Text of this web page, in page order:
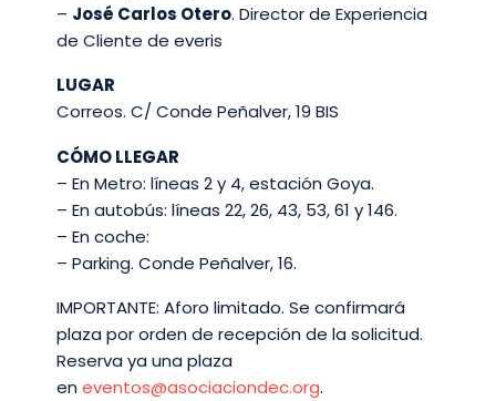
– José Carlos Otero. Director de Experiencia
de Cliente de everis
LUGAR
Correos. C/ Conde Peñalver, 19 BIS
CÓMO LLEGAR
– En Metro: líneas 2 y 4, estación Goya.
– En autobús: líneas 22, 26, 43, 53, 61 y 146.
– En coche:
– Parking. Conde Peñalver, 16.
IMPORTANTE: Aforo limitado. Se confirmará
plaza por orden de recepción de la solicitud.
Reserva ya una plaza
en eventos@asociaciondec.org.